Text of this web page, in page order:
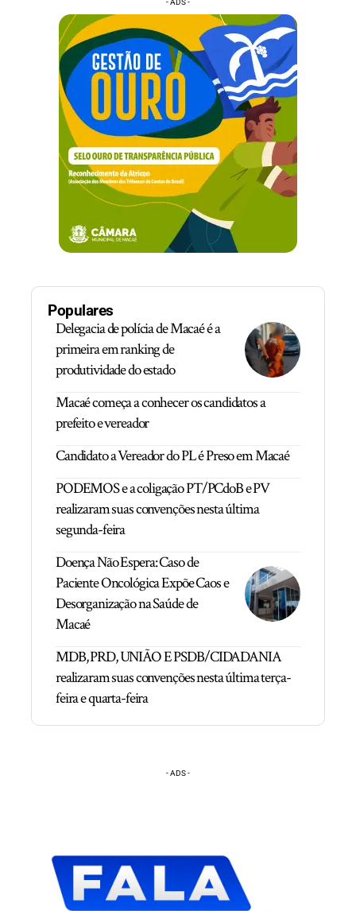
- ADS -
Populares
Delegacia de polícia de Macaé é a
primeira em ranking de
produtividade do estado
Macaé começa a conhecer os candidatos a
prefeito e vereador
Candidato a Vereador do PL é Preso em Macaé
PODEMOS e a coligação PT/PCdoB e PV
realizaram suas convenções nesta última
segunda-feira
Doença Não Espera: Caso de
Paciente Oncológica Expõe Caos e
Desorganização na Saúde de
Macaé
MDB, PRD, UNIÃO E PSDB/CIDADANIA
realizaram suas convenções nesta última terça-
feira e quarta-feira
- ADS -